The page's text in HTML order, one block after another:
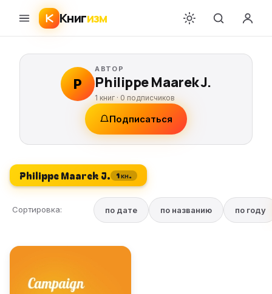
Книгизм
P
АВТОР
Philippe Maarek J.
1 книг ·0 подписчиков
Подписаться
Philippe Maarek J. 1 кн.
Сортировка: по дате по названию по году